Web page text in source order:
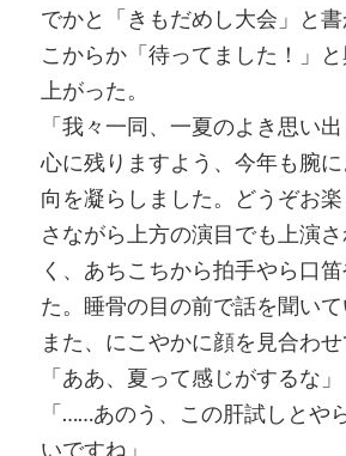
でかと「きもだめし大会」と
こからか「待ってました！」
上がった。
「我々一同、一夏のよき思い
心に残りますよう、今年も腕
向を凝らしました。どうぞお楽
さながら上方の演目でも上演
く、あちこちから拍手やら口
た。睡骨の目の前で話を聞い
また、にこやかに顔を見合わせ
「ああ、夏って感じがするな」
「……あのう、この肝試しとや
いですね」